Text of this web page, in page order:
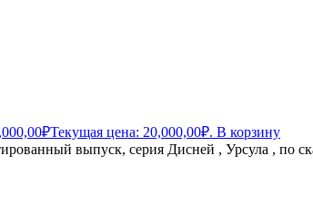
₽Текущая цена: 20,000,00₽. В корзину
выпуск, серия Дисней , Урсула , по